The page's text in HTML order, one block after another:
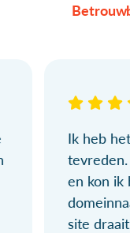
Ik heb
en kon ik
site